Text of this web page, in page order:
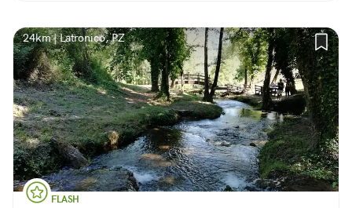
24km | Latronico, PZ
FLASH